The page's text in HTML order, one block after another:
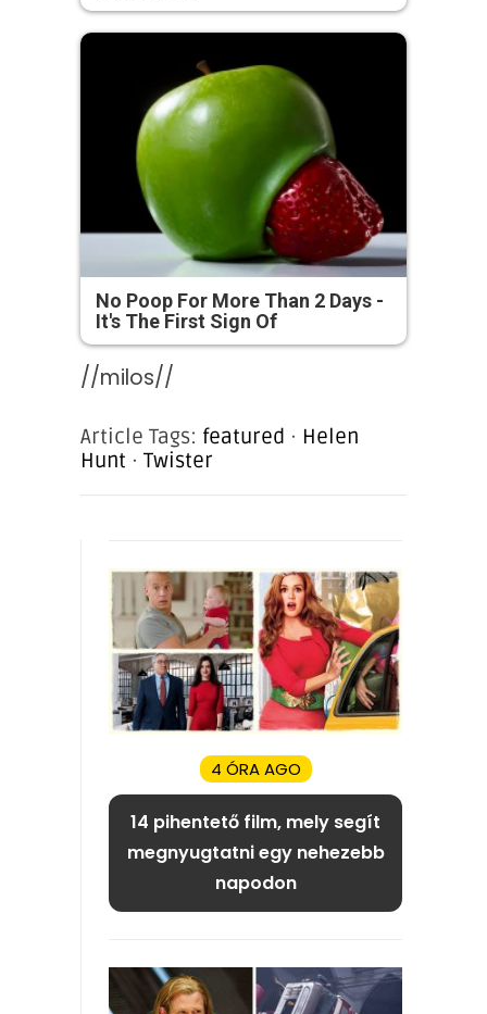
No Poop For More Than 2 Days -
It's The First Sign Of
//milos//
Article Tags: featured · Helen
Hunt · Twister
4 ÓRA AGO
14 pihentető film, mely segít
megnyugtatni egy nehezebb
napodon